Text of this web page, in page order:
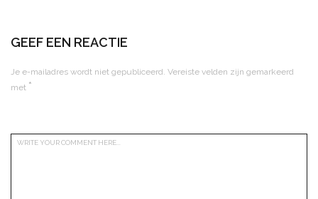
GEEF EEN REACTIE
Je e-mailadres wordt niet gepubliceerd. Vereiste velden zijn gemarkeerd
met *